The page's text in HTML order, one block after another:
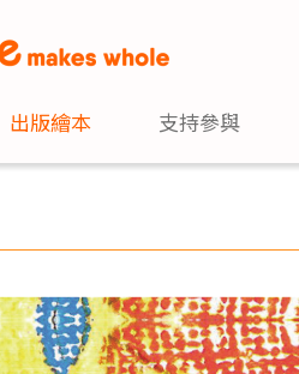
出版繪本 支持參與